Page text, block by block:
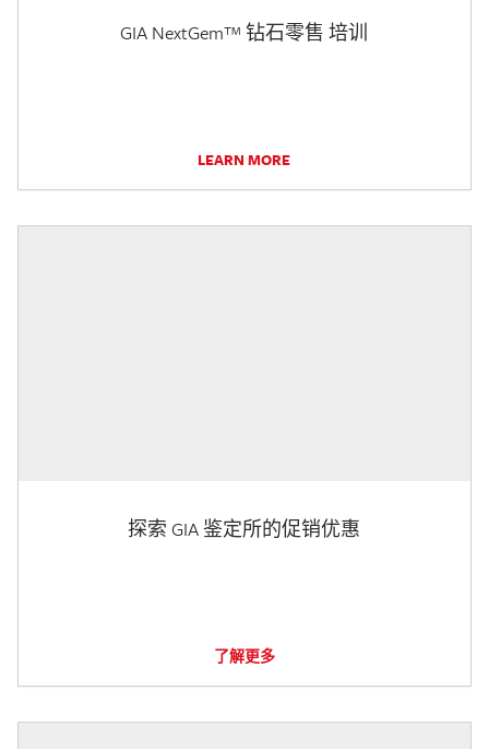
GIA NextGem™ 钻石零售 培训
LEARN MORE
探索 GIA 鉴定所的促销优惠
了解更多